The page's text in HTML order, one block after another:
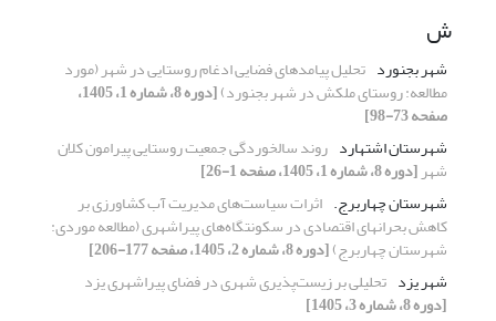
ش
شهر بجنورد تحلیل پیامدهای فضایی ادغام روستایی در شهر (مورد
مطالعه: روستای ملکش در شهر بجنورد) [دوره 8، شماره 1، 1405،
صفحه 73-98]
شهرستان اشتهارد روند سالخوردگی جمعیت روستایی پیرامون کلان
شهر[دوره 8، شماره 1، 1405، صفحه 1-26]
شهرستان چهاربرج. اثرات سیاست‌های مدیریت آب کشاورزی بر
کاهش بحران­های اقتصادی در سکونتگاه‌های پیراشهری(مطالعه موردی:
شهرستان چهاربرج)[دوره 8، شماره 2، 1405، صفحه 177-206]
شهر یزد تحلیلی بر زیست‌پذیری شهری در فضای پیراشهری یزد
[دوره 8، شماره 3، 1405]